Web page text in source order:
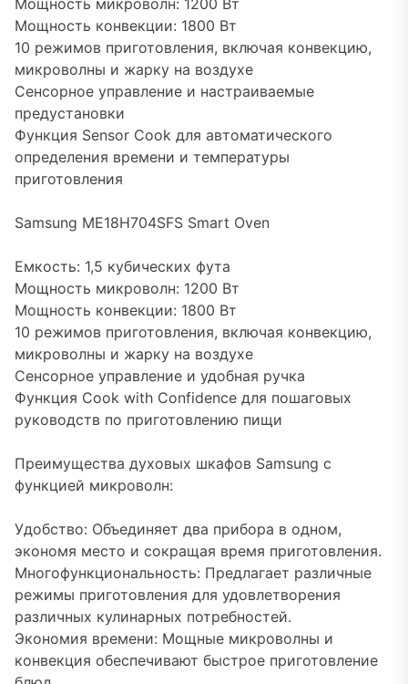
Мощность микроволн: 1200 Вт
Мощность конвекции: 1800 Вт
10 режимов приготовления, включая конвекцию,
микроволны и жарку на воздухе
Сенсорное управление и настраиваемые
предустановки
Функция Sensor Cook для автоматического
определения времени и температуры
приготовления
Samsung ME18H704SFS Smart Oven
Емкость: 1,5 кубических фута
Мощность микроволн: 1200 Вт
Мощность конвекции: 1800 Вт
10 режимов приготовления, включая конвекцию,
микроволны и жарку на воздухе
Сенсорное управление и удобная ручка
Функция Cook with Confidence для пошаговых
руководств по приготовлению пищи
Преимущества духовых шкафов Samsung с
функцией микроволн:
Удобство: Объединяет два прибора в одном,
экономя место и сокращая время приготовления.
Многофункциональность: Предлагает различные
режимы приготовления для удовлетворения
различных кулинарных потребностей.
Экономия времени: Мощные микроволны и
конвекция обеспечивают быстрое приготовление